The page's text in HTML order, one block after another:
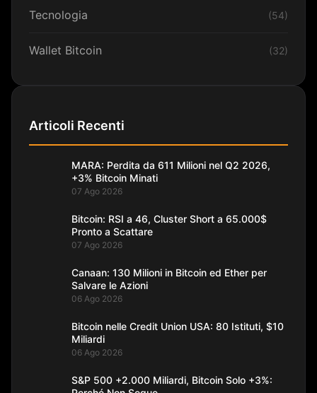
Tecnologia (54)
Wallet Bitcoin (32)
Articoli Recenti
MARA: Perdita da 611 Milioni nel Q2 2026,
+3% Bitcoin Minati
07 Ago 2026
Bitcoin: RSI a 46, Cluster Short a 65.000$
Pronto a Scattare
07 Ago 2026
Canaan: 130 Milioni in Bitcoin ed Ether per
Salvare le Azioni
06 Ago 2026
Bitcoin nelle Credit Union USA: 80 Istituti, $10
Miliardi
06 Ago 2026
S&P 500 +2.000 Miliardi, Bitcoin Solo +3%: